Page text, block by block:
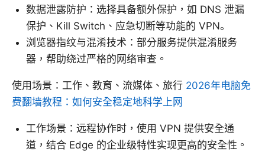
数据泄露防护：选择具备额外保护，如 DNS 泄漏
保护、Kill Switch、应急切断等功能的 VPN。
浏览器指纹与混淆技术：部分服务提供混淆服务
器，帮助绕过严格的网络审查。
使用场景：工作、教育、流媒体、旅行 2026年电脑免
费翻墙教程：如何安全稳定地科学上网
工作场景：远程协作时，使用 VPN 提供安全通
道，结合 Edge 的企业级特性实现更高的安全性。